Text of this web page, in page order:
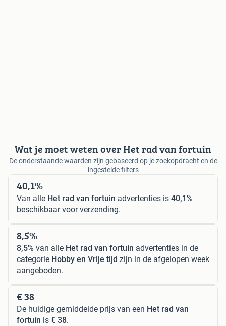
Wat je moet weten over Het rad van fortuin
De onderstaande waarden zijn gebaseerd op je zoekopdracht en de
ingestelde filters
40,1%
Van alle Het rad van fortuin advertenties is 40,1%
beschikbaar voor verzending.
8,5%
8,5% van alle Het rad van fortuin advertenties in de
categorie Hobby en Vrije tijd zijn in de afgelopen week
aangeboden.
€ 38
De huidige gemiddelde prijs van een Het rad van
fortuin is € 38.